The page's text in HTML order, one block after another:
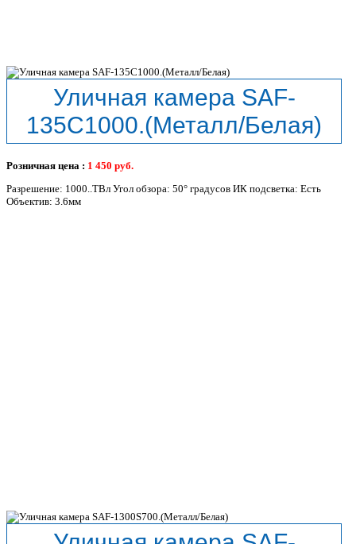
Уличная камера SAF-
135С1000.(Металл/Белая)
Розничная цена : 1 450 руб.
Разрешение: 1000..ТВл Угол обзора: 50° градусов ИК подсветка: Есть
Объектив: 3.6мм